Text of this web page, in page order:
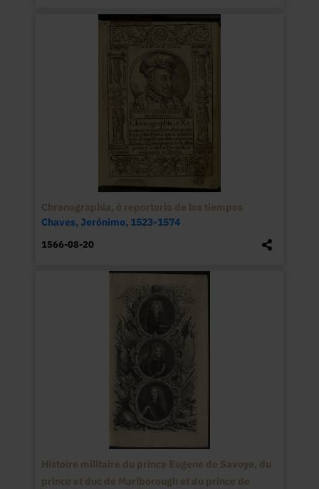
Chronographia, ò reportorio de los tiempos
Chaves, Jerónimo, 1523-1574
1566-08-20
Histoire militaire du prince Eugene de Savoye, du
prince et duc de Marlborough et du prince de